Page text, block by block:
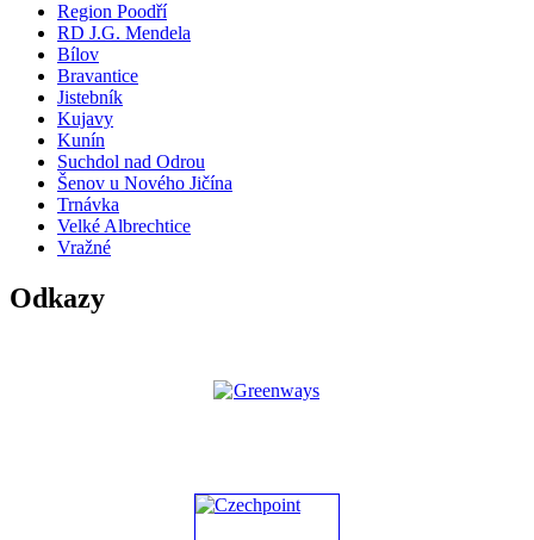
Region Poodří
RD J.G. Mendela
Bílov
Bravantice
Jistebník
Kujavy
Kunín
Suchdol nad Odrou
Šenov u Nového Jičína
Trnávka
Velké Albrechtice
Vražné
Odkazy